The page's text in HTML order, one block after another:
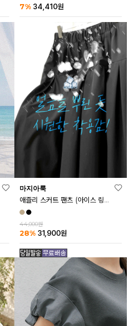
7% 34,410원
마지아룩
애즐리 스커트 팬츠 (아이스 링클프리ver.)
44,000원
28% 31,900원